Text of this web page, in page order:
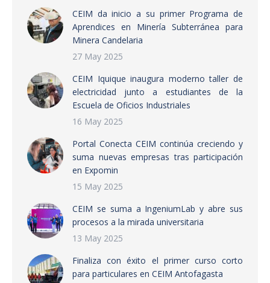
CEIM da inicio a su primer Programa de
Aprendices en Minería Subterránea para
Minera Candelaria
27 May 2025
CEIM Iquique inaugura moderno taller de
electricidad junto a estudiantes de la
Escuela de Oficios Industriales
16 May 2025
Portal Conecta CEIM continúa creciendo y
suma nuevas empresas tras participación
en Expomin
15 May 2025
CEIM se suma a IngeniumLab y abre sus
procesos a la mirada universitaria
13 May 2025
Finaliza con éxito el primer curso corto
para particulares en CEIM Antofagasta